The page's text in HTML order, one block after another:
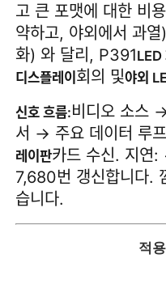
고 큰 포맷에 대한 비
약하고, 야외에서 과
화) 와 달리, P391LED
디스플레이 회의 및야외
신호 흐름:비디오 소스
서 → 주요 데이터 루
레이판카드 수신. 지연:
7,680번 갱신합니다.
습니다.
적